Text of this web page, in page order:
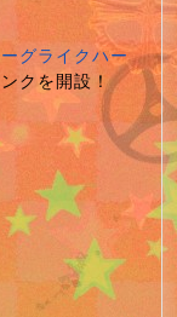
グライクハー
クを開設！